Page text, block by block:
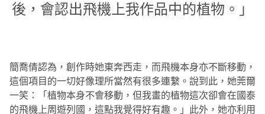
後，會認出飛機上我作品中的植物。」
簡喬倩認為，創作時她東奔西走，而飛機本身亦不斷移動，
這個項目的一切好像理所當然有很多連繫。說到此，她莞爾
一笑：「植物本身不會移動，但我畫的植物這次卻會在國泰
的飛機上周遊列國，這點我覺得好有趣。」此外，她亦利用